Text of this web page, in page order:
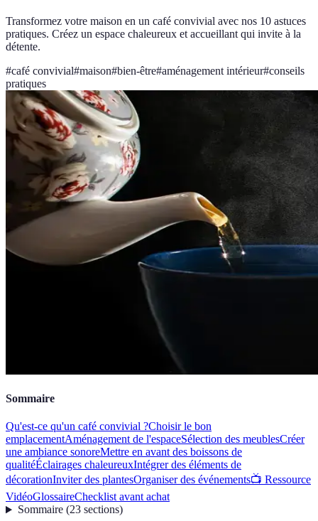
Transformez votre maison en un café convivial avec nos 10 astuces
pratiques. Créez un espace chaleureux et accueillant qui invite à la
détente.
#café convivial#maison#bien-être#aménagement intérieur#conseils
pratiques
Sommaire
Qu'est-ce qu'un café convivial ?Choisir le bon
emplacementAménagement de l'espaceSélection des meublesCréer
une ambiance sonoreMettre en avant des boissons de
qualitéÉclairages chaleureuxIntégrer des éléments de
décorationInviter des plantesOrganiser des événements📺 Ressource
VidéoGlossaireChecklist avant achat
Sommaire(23 sections)